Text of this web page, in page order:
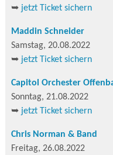
➥ jetzt Ticket sichern
Maddin Schneider
Samstag, 20.08.2022
➥ jetzt Ticket sichern
Capitol Orchester
Sonntag, 21.08.2022
➥ jetzt Ticket sichern
Chris Norman & Band
Freitag, 26.08.2022